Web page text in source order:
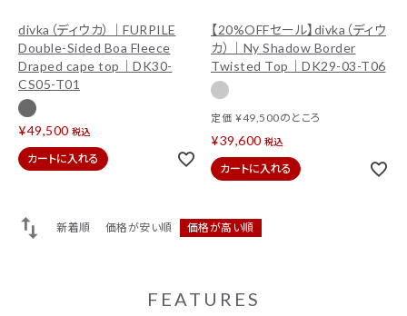
divka（ディウカ）｜FURPILE
Double-Sided Boa Fleece
Draped cape top｜DK30-
CS05-T01
¥49,500 税込
カートに入れる
【20%OFFセール】divka（ディウ
カ）｜Ny Shadow Border
Twisted Top｜DK29-03-T06
定価 ¥49,500のところ
¥39,600 税込
カートに入れる
新着順 価格が安い順 価格が高い順
FEATURES